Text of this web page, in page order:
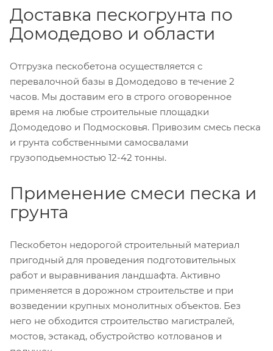
Доставка пескогрунта по
Домодедово и области
Отгрузка пескобетона осуществляется с
перевалочной базы в Домодедово в течение 2
часов. Мы доставим его в строго оговоренное
время на любые строительные площадки
Домодедово и Подмосковья. Привозим смесь песка
и грунта собственными самосвалами
грузоподьемностью 12-42 тонны.
Применение смеси песка и
грунта
Пескобетон недорогой строительный материал
пригодный для проведения подготовительных
работ и выравнивания ландшафта. Активно
применяется в дорожном строительстве и при
возведении крупных монолитных объектов. Без
него не обходится строительство магистралей,
мостов, эстакад, обустройство котлованов и